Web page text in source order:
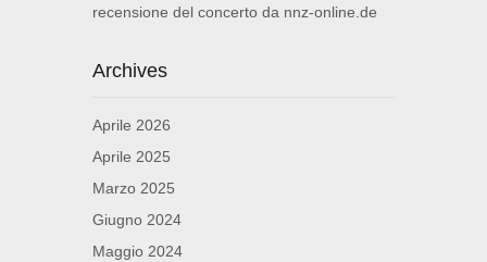
recensione del concerto da nnz-online.de
Archives
Aprile 2026
Aprile 2025
Marzo 2025
Giugno 2024
Maggio 2024